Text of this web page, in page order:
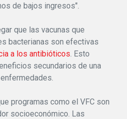
de bajos ingresos".
que las vacunas que
bacterianas son efectivas
a los antibióticos . Esto
secundarios de una
programas como el VFC son
socioeconómico. Las